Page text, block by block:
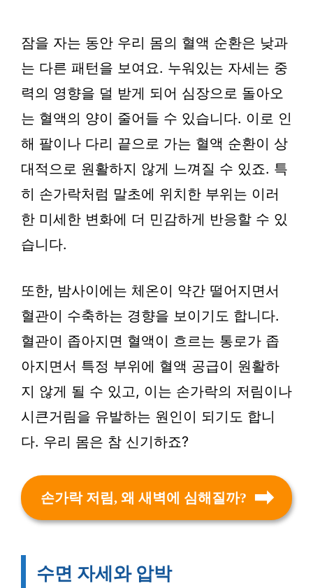
잠을 자는 동안 우리 몸의 혈액 순환은 낮과
는 다른 패턴을 보여요. 누워있는 자세는 중
력의 영향을 덜 받게 되어 심장으로 돌아오
는 혈액의 양이 줄어들 수 있습니다. 이로 인
해 팔이나 다리 끝으로 가는 혈액 순환이 상
대적으로 원활하지 않게 느껴질 수 있죠. 특
히 손가락처럼 말초에 위치한 부위는 이러
한 미세한 변화에 더 민감하게 반응할 수 있
습니다.
또한, 밤사이에는 체온이 약간 떨어지면서
혈관이 수축하는 경향을 보이기도 합니다.
혈관이 좁아지면 혈액이 흐르는 통로가 좁
아지면서 특정 부위에 혈액 공급이 원활하
지 않게 될 수 있고, 이는 손가락의 저림이나
시큰거림을 유발하는 원인이 되기도 합니
다. 우리 몸은 참 신기하죠?
손가락 저림, 왜 새벽에 심해질까?
수면 자세와 압박